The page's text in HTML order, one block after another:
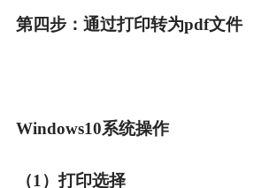
第四步： 通过打印转为pdf文件
Windows10系统操作
（1）打印选择